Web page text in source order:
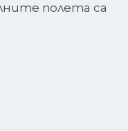
полета са